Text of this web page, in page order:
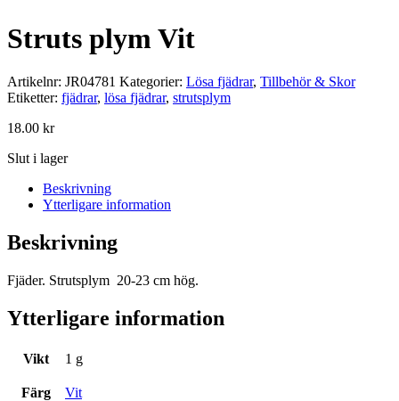
Struts plym Vit
Artikelnr: JR04781 Kategorier: Lösa fjädrar, Tillbehör & Skor
Etiketter: fjädrar, lösa fjädrar, strutsplym
18.00 kr
Slut i lager
Beskrivning
Ytterligare information
Beskrivning
Fjäder. Strutsplym 20-23 cm hög.
Ytterligare information
Vikt 1 g
Färg Vit